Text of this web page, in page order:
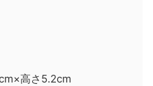
高さ5.2cm